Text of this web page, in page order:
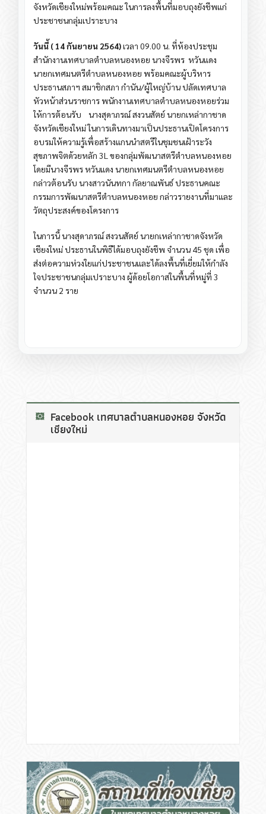
จังหวัดเชียงใหม่พร้อมคณะ ในการลงพื้นที่มอบถุงยังชีพแก่
ประชาชนกลุ่มเปราะบาง
วันนี้ ( 14 กันยายน 2564)เวลา 09.00 น. ที่ห้องประชุม
สำนักงานเทศบาลตำบลหนองหอย นางจีรพร หวันแดง
นายกเทศมนตรีตำบลหนองหอย พร้อมคณะผู้บริหาร
ประธานสภาฯ สมาชิกสภา กำนัน/ผู้ใหญ่บ้าน ปลัดเทศบาล
หัวหน้าส่วนราชการ พนักงานเทศบาลตำบลหนองหอยร่วม
ให้การต้อนรับ นางสุดาภรณ์ สงวนสัตย์ นายกเหล่ากาชาด
จังหวัดเชียงใหม่ ในการเดินทางมาเป็นประธานเปิดโครงการ
อบรมให้ความรู้เพื่อสร้างแกนนำสตรีในชุมชนเฝ้าระวัง
สุขภาพจิตด้วยหลัก 3L ของกลุ่มพัฒนาสตรีตำบลหนองหอย
โดยมีนางจีรพร หวันแดง นายกเทศมนตรีตำบลหนองหอย
กล่าวต้อนรับ นางสาวนันทกา กัลยาณพันธ์ ประธานคณะ
กรรมการพัฒนาสตรีตำบลหนองหอย กล่าวรายงานที่มาและ
วัตถุประสงค์ของโครงการ
ในการนี้ นางสุดาภรณ์ สงวนสัตย์ นายกเหล่ากาชาดจังหวัด
เชียงใหม่ ประธานในพิธีได้มอบถุงยังชีพ จำนวน 45 ชุด เพื่อ
ส่งต่อความห่วงใยแก่ประชาชนและได้ลงพื้นที่เยี่ยมให้กำลัง
ใจประชาชนกลุ่มเปราะบาง ผู้ด้อยโอกาสในพื้นที่หมู่ที่ 3
จำนวน 2 ราย
Facebook เทศบาลตำบลหนองหอย จังหวัด
เชียงใหม่